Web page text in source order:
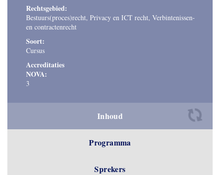
Rechtsgebied:
Bestuurs(proces)recht, Privacy en ICT recht, Verbintenissen-
en contractenrecht
Soort:
Cursus
Accreditaties
NOVA:
3
Inhoud
Programma
Sprekers